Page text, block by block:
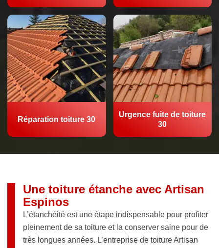
Réparation toiture 30
Urgence fuite de toiture
30
Une toiture étanche avec Artisan
Espinos
L’étanchéité est une étape indispensable pour profiter
pleinement de sa toiture et la conserver saine pour de
très longues années. L’entreprise de toiture Artisan